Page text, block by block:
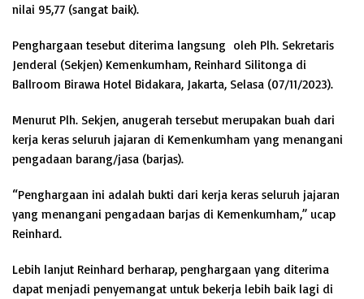
nilai 95,77 (sangat baik).
Penghargaan tesebut diterima langsung oleh Plh. Sekretaris
Jenderal (Sekjen) Kemenkumham, Reinhard Silitonga di
Ballroom Birawa Hotel Bidakara, Jakarta, Selasa (07/11/2023).
Menurut Plh. Sekjen, anugerah tersebut merupakan buah dari
kerja keras seluruh jajaran di Kemenkumham yang menangani
pengadaan barang/jasa (barjas).
“Penghargaan ini adalah bukti dari kerja keras seluruh jajaran
yang menangani pengadaan barjas di Kemenkumham,” ucap
Reinhard.
Lebih lanjut Reinhard berharap, penghargaan yang diterima
dapat menjadi penyemangat untuk bekerja lebih baik lagi di